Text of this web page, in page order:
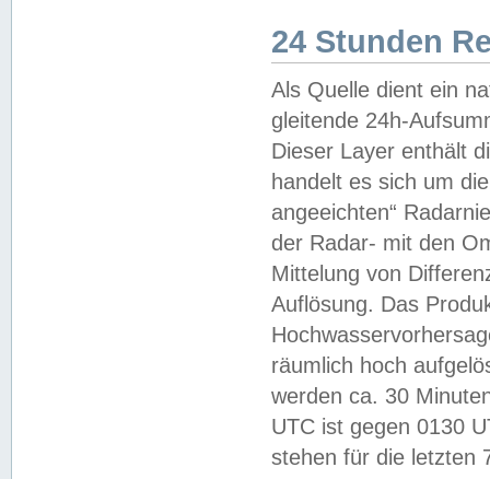
24 Stunden
Als Quelle dient ein
gleitende 24h-
Dieser Layer enthält
handelt es sich um
angeeichten“
der Radar- mit den
Mittelung von
Auflösung. Das
räumlich hoch
werden ca. 30
UTC ist gegen 0130
stehen für die letzten